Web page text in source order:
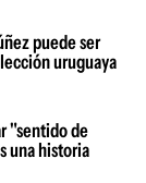
puede ser
uruguaya
"sentido de
una historia